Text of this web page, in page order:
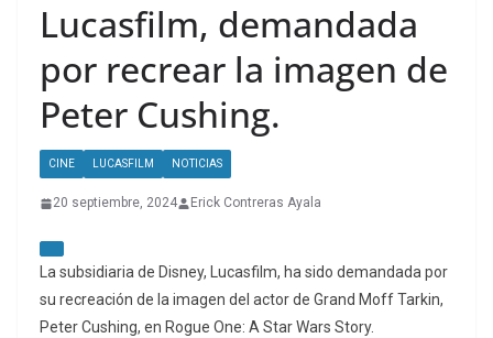
Lucasfilm, demandada
por recrear la imagen de
Peter Cushing.
CINE LUCASFILM NOTICIAS
20 septiembre, 2024 Erick Contreras Ayala
La subsidiaria de Disney, Lucasfilm, ha sido demandada por
su recreación de la imagen del actor de Grand Moff Tarkin,
Peter Cushing, en Rogue One: A Star Wars Story.